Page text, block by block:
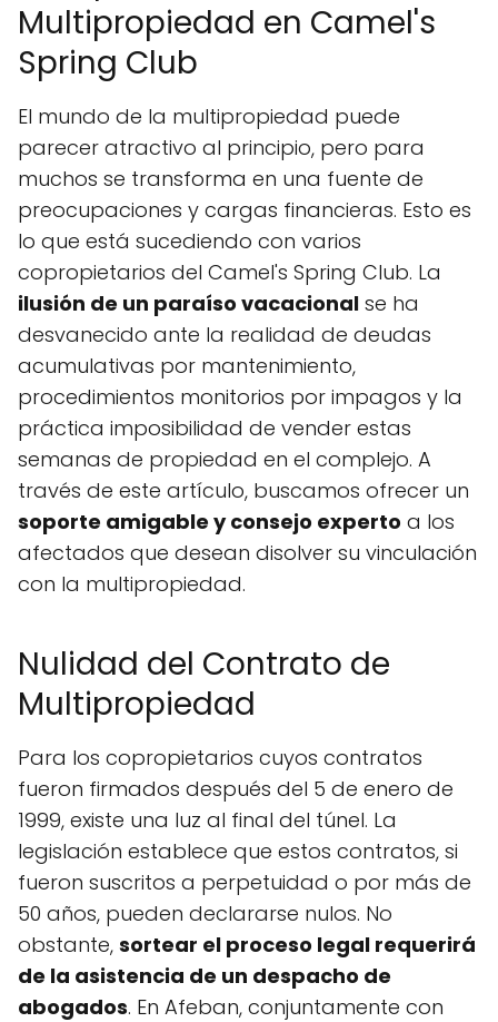
Multipropiedad en Camel's
Spring Club
El mundo de la multipropiedad puede
parecer atractivo al principio, pero para
muchos se transforma en una fuente de
preocupaciones y cargas financieras. Esto es
lo que está sucediendo con varios
copropietarios del Camel's Spring Club. La
ilusión de un paraíso vacacional se ha
desvanecido ante la realidad de deudas
acumulativas por mantenimiento,
procedimientos monitorios por impagos y la
práctica imposibilidad de vender estas
semanas de propiedad en el complejo. A
través de este artículo, buscamos ofrecer un
soporte amigable y consejo experto a los
afectados que desean disolver su vinculación
con la multipropiedad.
Nulidad del Contrato de
Multipropiedad
Para los copropietarios cuyos contratos
fueron firmados después del 5 de enero de
1999, existe una luz al final del túnel. La
legislación establece que estos contratos, si
fueron suscritos a perpetuidad o por más de
50 años, pueden declararse nulos. No
obstante, sortear el proceso legal requerirá
de la asistencia de un despacho de
abogados. En Afeban, conjuntamente con